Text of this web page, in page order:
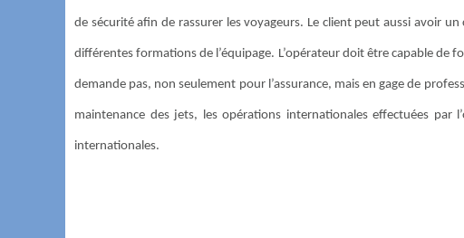
de sécurité afin de rassurer les voyageurs. Le client peut aussi avoir
différentes formations de l’équipage. L’opérateur doit être capable de
demande pas, non seulement pour l’assurance, mais en gage de
maintenance des jets, les opérations internationales effectuées par
internationales.